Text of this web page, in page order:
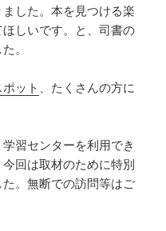
した。本を見つける楽
しいです。と、司書の
。
ット
、たくさんの方に
習センターを利用でき
回は取材のために特別
。無断での訪問等はご